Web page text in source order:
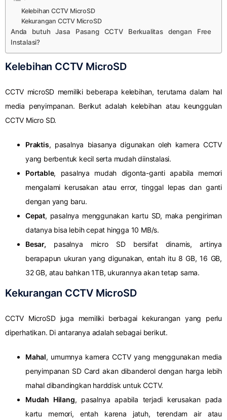
Kelebihan CCTV MicroSD
Kekurangan CCTV MicroSD
Anda butuh Jasa Pasang CCTV Berkualitas dengan Free
Instalasi?
Kelebihan CCTV MicroSD
CCTV microSD memiliki beberapa kelebihan, terutama dalam hal
media penyimpanan. Berikut adalah kelebihan atau keunggulan
CCTV Micro SD.
Praktis, pasalnya biasanya digunakan oleh kamera CCTV
yang berbentuk kecil serta mudah diinstalasi.
Portable, pasalnya mudah digonta-ganti apabila memori
mengalami kerusakan atau error, tinggal lepas dan ganti
dengan yang baru.
Cepat, pasalnya menggunakan kartu SD, maka pengiriman
datanya bisa lebih cepat hingga 10 MB/s.
Besar, pasalnya micro SD bersifat dinamis, artinya
berapapun ukuran yang digunakan, entah itu 8 GB, 16 GB,
32 GB, atau bahkan 1TB, ukurannya akan tetap sama.
Kekurangan CCTV MicroSD
CCTV MicroSD juga memiliki berbagai kekurangan yang perlu
diperhatikan. Di antaranya adalah sebagai berikut.
Mahal, umumnya kamera CCTV yang menggunakan media
penyimpanan SD Card akan dibanderol dengan harga lebih
mahal dibandingkan harddisk untuk CCTV.
Mudah Hilang, pasalnya apabila terjadi kerusakan pada
kartu memori, entah karena jatuh, terendam air atau